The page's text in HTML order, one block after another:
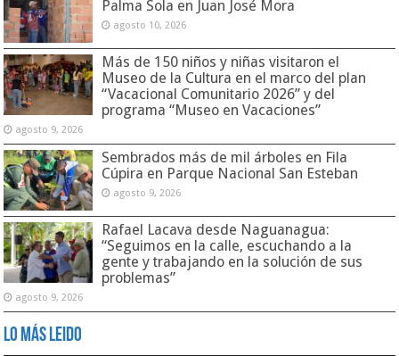
Palma Sola en Juan José Mora
agosto 10, 2026
Más de 150 niños y niñas visitaron el
Museo de la Cultura en el marco del plan
“Vacacional Comunitario 2026” y del
programa “Museo en Vacaciones”
agosto 9, 2026
Sembrados más de mil árboles en Fila
Cúpira en Parque Nacional San Esteban
agosto 9, 2026
Rafael Lacava desde Naguanagua:
“Seguimos en la calle, escuchando a la
gente y trabajando en la solución de sus
problemas”
agosto 9, 2026
Lo Más Leido